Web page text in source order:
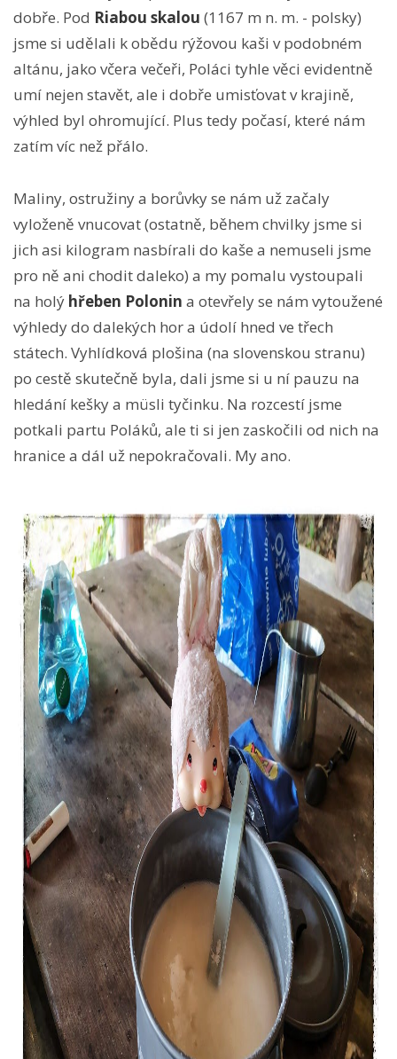
dobře. Pod Riabou skalou (1167 m n. m. - polsky)
jsme si udělali k obědu rýžovou kaši v podobném
altánu, jako včera večeři, Poláci tyhle věci evidentně
umí nejen stavět, ale i dobře umisťovat v krajině,
výhled byl ohromující. Plus tedy počasí, které nám
zatím víc než přálo.
Maliny, ostružiny a borůvky se nám už začaly
vyloženě vnucovat (ostatně, během chvilky jsme si
jich asi kilogram nasbírali do kaše a nemuseli jsme
pro ně ani chodit daleko) a my pomalu vystoupali
na holý hřeben Polonin a otevřely se nám vytoužené
výhledy do dalekých hor a údolí hned ve třech
státech. Vyhlídková plošina (na slovenskou stranu)
po cestě skutečně byla, dali jsme si u ní pauzu na
hledání kešky a müsli tyčinku. Na rozcestí jsme
potkali partu Poláků, ale ti si jen zaskočili od nich na
hranice a dál už nepokračovali. My ano.